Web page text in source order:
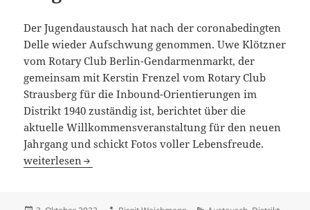
Der Jugendaustausch hat nach der coronabedingten
Delle wieder Aufschwung genommen. Uwe Klötzner
vom Rotary Club Berlin-Gendarmenmarkt, der
gemeinsam mit Kerstin Frenzel vom Rotary Club
Strausberg für die Inbound-Orientierungen im
Distrikt 1940 zuständig ist, berichtet über die
aktuelle Willkommensveranstaltung für den neuen
Jahrgang und schickt Fotos voller Lebensfreude.
Jugendaustausch läuft wieder: 32 Inbounds eingetroffen
weiterlesen